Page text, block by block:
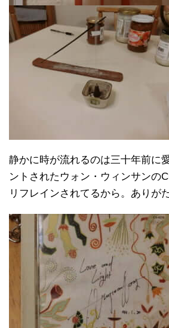
静かに時が流れるのは三十年前に
ントされたウォン・ウィンサンの
リフレインされてるから。ありが